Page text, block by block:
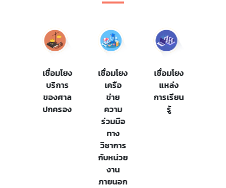
เชื่อมโยง
บริการ
ของศาล
ปกครอง
เชื่อมโยง
เครือ
ข่าย
ความ
ร่วมมือ
ทาง
วิชาการ
กับหน่วย
งาน
ภายนอก
เชื่อมโยง
แหล่ง
การเรียน
รู้